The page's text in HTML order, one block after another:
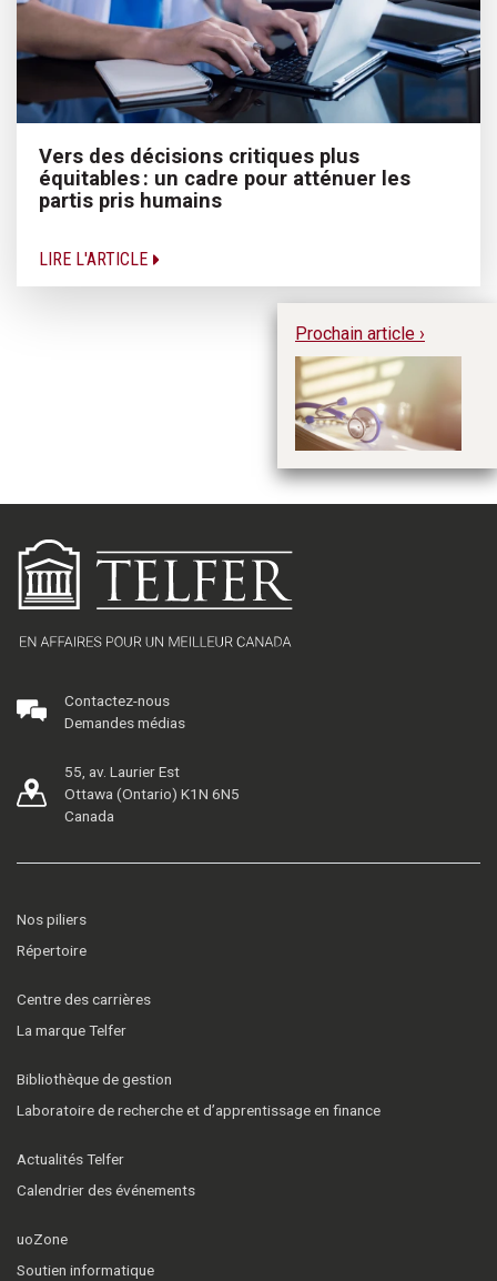
Vers des décisions critiques plus
équitables : un cadre pour atténuer les
partis pris humains
LIRE L'ARTICLE
Prochain article ›
Contactez-nous
Demandes médias
55, av. Laurier Est
Ottawa (Ontario) K1N 6N5
Canada
Nos piliers
Répertoire
Centre des carrières
La marque Telfer
Bibliothèque de gestion
Laboratoire de recherche et d’apprentissage en finance
Actualités Telfer
Calendrier des événements
uoZone
Soutien informatique